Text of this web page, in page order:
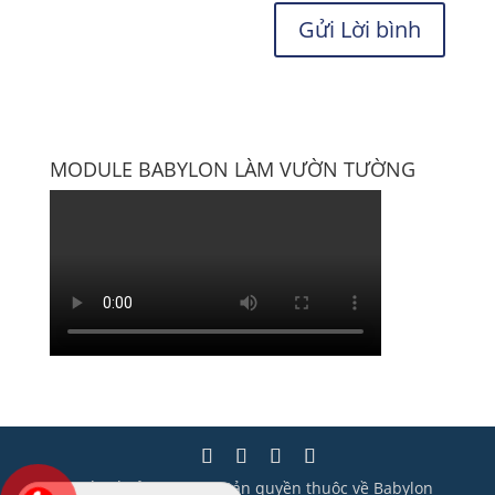
MODULE BABYLON LÀM VƯỜN TƯỜNG
Thiết kế bởi Wisera | Bản quyền thuộc về Babylon